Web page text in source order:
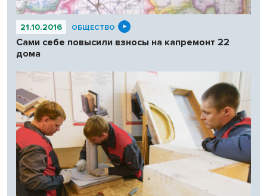
21.10.2016 ОБЩЕСТВО
Сами себе повысили взносы на капремонт 22
дома